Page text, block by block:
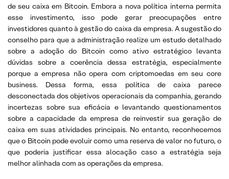
de seu caixa em Bitcoin. Embora a nova política interna permita
esse investimento, isso pode gerar preocupações entre
investidores quanto à gestão do caixa da empresa. A sugestão do
conselho para que a administração realize um estudo detalhado
sobre a adoção do Bitcoin como ativo estratégico levanta
dúvidas sobre a coerência dessa estratégia, especialmente
porque a empresa não opera com criptomoedas em seu core
business. Dessa forma, essa política de caixa parece
desconectada dos objetivos operacionais da companhia, gerando
incertezas sobre sua eficácia e levantando questionamentos
sobre a capacidade da empresa de reinvestir sua geração de
caixa em suas atividades principais. No entanto, reconhecemos
que o Bitcoin pode evoluir como uma reserva de valor no futuro, o
que poderia justificar essa alocação caso a estratégia seja
melhor alinhada com as operações da empresa.